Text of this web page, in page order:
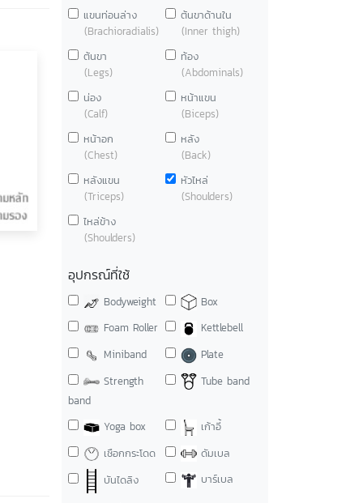
แขนท่อนล่าง
(Brachioradialis)
ต้นขาด้านใน
(Inner thigh)
ต้นขา
(Legs)
ท้อง
(Abdominals)
น่อง
(Calf)
หน้าแขน
(Biceps)
หน้าอก
(Chest)
หลัง
(Back)
หลังแขน
(Triceps)
หัวไหล่
(Shoulders)
ไหล่ข้าง
(Shoulders)
อุปกรณ์ที่ใช้
Bodyweight
Box
Foam Roller
Kettlebell
Miniband
Plate
Strength
band
Tube band
Yoga box
เก้าอี้
เชือกกระโดด
ดัมเบล
บันไดลิง
บาร์เบล